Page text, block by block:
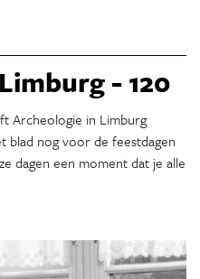
- 120
Archeologie in Limburg
blad nog voor de feestdagen
dagen een moment dat je alle